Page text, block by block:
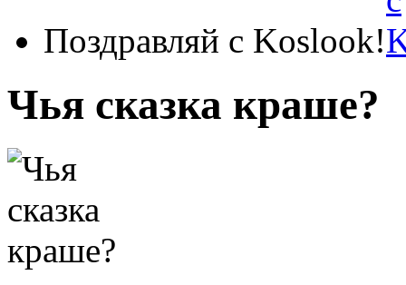
Поздравляй с Koslook!
Чья сказка краше?